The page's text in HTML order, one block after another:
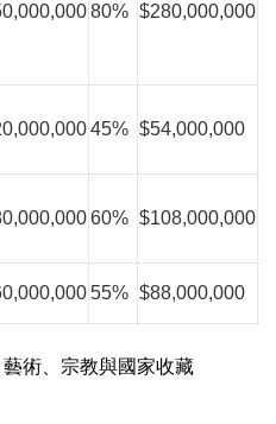
80% $280,000,000
45% $54,000,000
60% $108,000,000
55% $88,000,000
術、宗教與國家收藏